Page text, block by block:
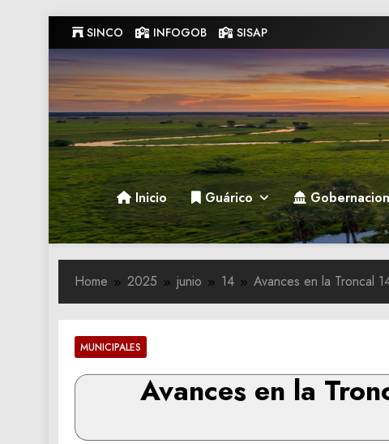
to
content
SINCO INFOGOB SISAP
Gobernacion de Guarico
Gobernacion de Guarico
Inicio Guárico Gobernacion
Home 2025 junio 14 Avances en la Troncal
MUNICIPALES
Avances en la